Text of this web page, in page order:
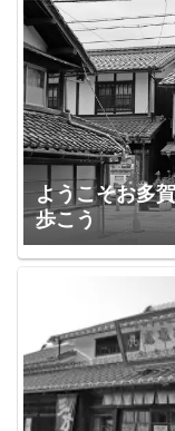
ようこそお多
歩こう